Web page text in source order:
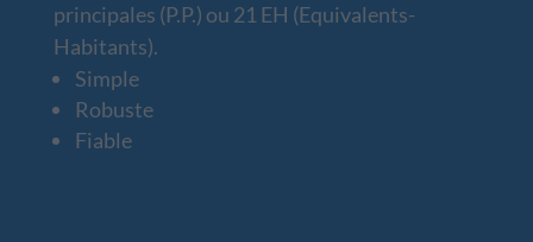
principales (P.P.) ou 21 EH (Equivalents-
Habitants).
Simple
Robuste
Fiable